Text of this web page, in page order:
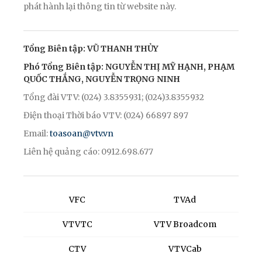
phát hành lại thông tin từ website này.
Tổng Biên tập: VŨ THANH THỦY
Phó Tổng Biên tập: NGUYỄN THỊ MỸ HẠNH, PHẠM
QUỐC THẮNG, NGUYỄN TRỌNG NINH
Tổng đài VTV: (024) 3.8355931; (024)3.8355932
Điện thoại Thời báo VTV: (024) 66897 897
Email:toasoan@vtv.vn
Liên hệ quảng cáo: 0912.698.677
VFC
VTVTC
CTV
TVAd
VTV Broadcom
VTVCab